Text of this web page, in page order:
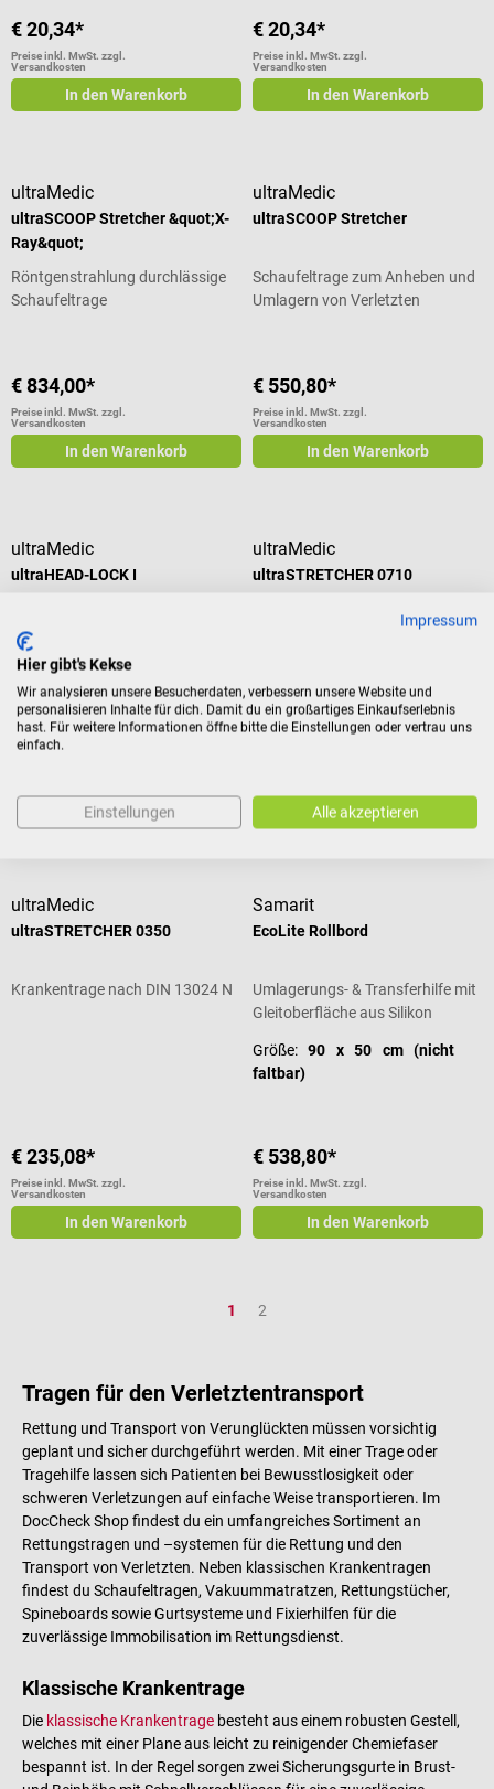
€ 20,34*
Preise inkl. MwSt. zzgl.
Versandkosten
In den Warenkorb
€ 20,34*
Preise inkl. MwSt. zzgl.
Versandkosten
In den Warenkorb
ultraMedic
ultraSCOOP Stretcher &quot;X-
Ray&quot;
Röntgenstrahlung durchlässige
Schaufeltrage
€ 834,00*
Preise inkl. MwSt. zzgl.
Versandkosten
In den Warenkorb
ultraMedic
ultraSCOOP Stretcher
Schaufeltrage zum Anheben und
Umlagern von Verletzten
€ 550,80*
Preise inkl. MwSt. zzgl.
Versandkosten
In den Warenkorb
ultraMedic
ultraHEAD-LOCK I
Kopf-Fixierset zur sicheren
Befestigung des Kopfes
€ 117,48*
In den Warenkorb
ultraMedic
ultraSTRETCHER 0710
Krankentrage nach DIN 13024 K
In den Warenkorb
ultraMedic
ultraSTRETCHER 0350
Krankentrage nach DIN 13024 N
€ 235,08*
Preise inkl. MwSt. zzgl.
Versandkosten
In den Warenkorb
Samarit
EcoLite Rollbord
Umlagerungs- & Transferhilfe mit
Gleitoberfläche aus Silikon
Größe:90 x 50 cm (nicht
faltbar)
€ 538,80*
Preise inkl. MwSt. zzgl.
Versandkosten
In den Warenkorb
Seite
1 Seite
2
Tragen für den Verletztentransport
Rettung und Transport von Verunglückten müssen vorsichtig
geplant und sicher durchgeführt werden. Mit einer Trage oder
Tragehilfe lassen sich Patienten bei Bewusstlosigkeit oder
schweren Verletzungen auf einfache Weise transportieren. Im
DocCheck Shop findest du ein umfangreiches Sortiment an
Rettungstragen und –systemen für die Rettung und den
Transport von Verletzten. Neben klassischen Krankentragen
findest du Schaufeltragen, Vakuummatratzen, Rettungstücher,
Spineboards sowie Gurtsysteme und Fixierhilfen für die
zuverlässige Immobilisation im Rettungsdienst.
Klassische Krankentrage
Die klassische Krankentrage besteht aus einem robusten Gestell,
welches mit einer Plane aus leicht zu reinigender Chemiefaser
bespannt ist. In der Regel sorgen zwei Sicherungsgurte in Brust-
Impressum
Hier gibt's Kekse
Wir analysieren unsere Besucherdaten, verbessern unsere Website und
personalisieren Inhalte für dich. Damit du ein großartiges Einkaufserlebnis
hast. Für weitere Informationen öffne bitte die Einstellungen oder vertrau uns
einfach.
Einstellungen Alle akzeptieren